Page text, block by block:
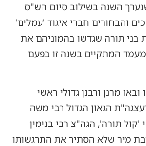
השנה בשילוב סיום הש"ס
והבחורים חברי איגוד 'עמלים'
תורה שגדשו בהמוניהם את
המתקיים בשנה זו בפעם
מרנן ורבנן גדולי ראשי
הגאון הגדול רבי משה
'קול תורה', הגה"צ רבי בנימין
מיר שלא הסתיר את התרגשותו